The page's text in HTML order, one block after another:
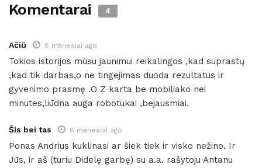
Komentarai 4
Ačiū 8 mėnesiai ago
Tokios istorijos mùsu jaunimui reikalingos ,kad suprastų
,kad tik darbas,o ne tingejimas duoda rezultatus ir
gyvenimo prasmę .O Z karta be mobiliako nei
minutes,liūdna auga robotukai ,bejausmiai.
Šis bei tas 8 mėnesiai ago
Ponas Andrius kuklinasi ar šiek tiek ir visko nežino. Ir
Jūs, ir aš (turiu Didelę garbę) su a.a. rašytoju Antanu